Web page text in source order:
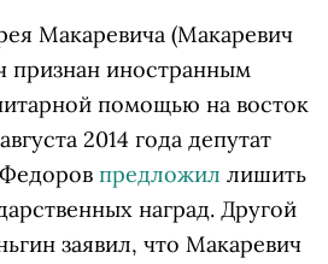
Макаревича (Макаревич
признан иностранным
помощью на восток
2014 года депутат
предложил лишить
наград. Другой
заявил, что Макаревич